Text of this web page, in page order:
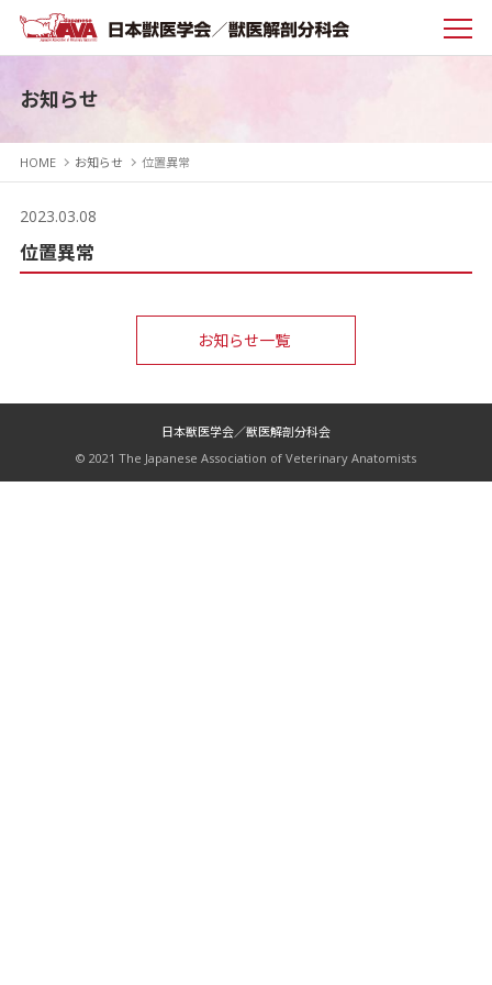
お知らせ
HOME お知らせ 位置異常
2023.03.08
位置異常
お知らせ一覧
日本獣医学会／獣医解剖分科会
© 2021 The Japanese Association of Veterinary Anatomists